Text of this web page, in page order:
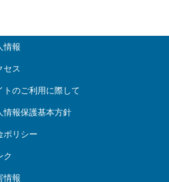
情報
セス
トのご利用に際して
情報保護基本方針
ポリシー
ク
情報